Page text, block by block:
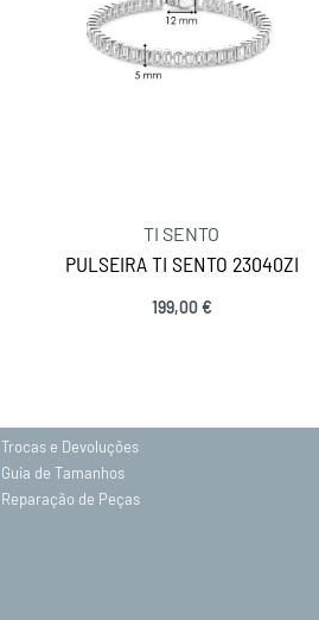
TI SENTO
PULSEIRA TI SENTO 23040ZI
199,00€
Trocas e Devoluções
Guia de Tamanhos
Reparação de Peças